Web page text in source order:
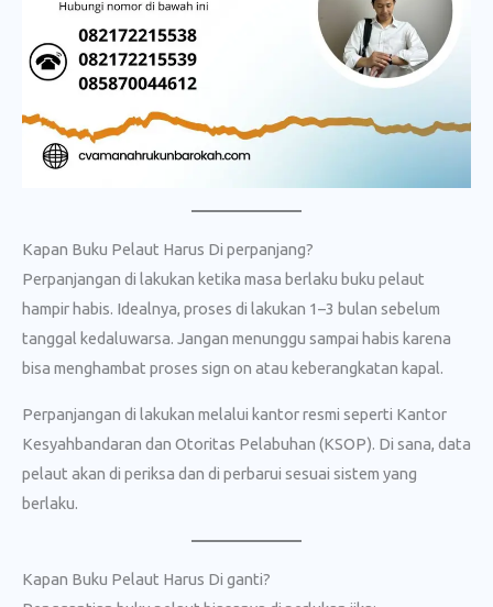
Kapan Buku Pelaut Harus Di perpanjang?
Perpanjangan di lakukan ketika masa berlaku buku pelaut
hampir habis. Idealnya, proses di lakukan 1–3 bulan sebelum
tanggal kedaluwarsa. Jangan menunggu sampai habis karena
bisa menghambat proses sign on atau keberangkatan kapal.
Perpanjangan di lakukan melalui kantor resmi seperti Kantor
Kesyahbandaran dan Otoritas Pelabuhan (KSOP). Di sana, data
pelaut akan di periksa dan di perbarui sesuai sistem yang
berlaku.
Kapan Buku Pelaut Harus Di ganti?